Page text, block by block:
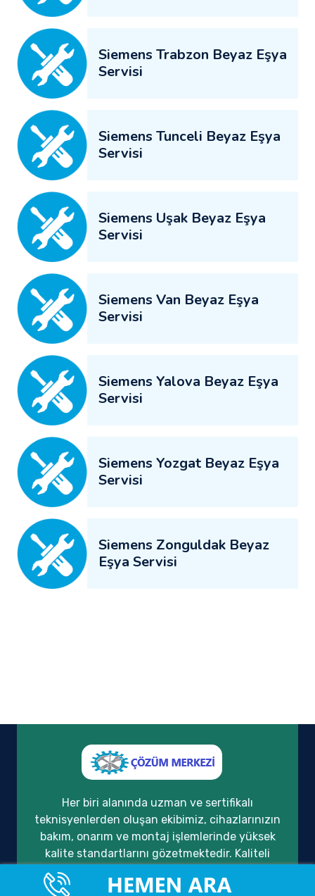
Siemens Trabzon Beyaz Eşya
Servisi
Siemens Tunceli Beyaz Eşya
Servisi
Siemens Uşak Beyaz Eşya
Servisi
Siemens Van Beyaz Eşya
Servisi
Siemens Yalova Beyaz Eşya
Servisi
Siemens Yozgat Beyaz Eşya
Servisi
Siemens Zonguldak Beyaz
Eşya Servisi
Her biri alanında uzman ve sertifikalı
teknisyenlerden oluşan ekibimiz, cihazlarınızın
bakım, onarım ve montaj işlemlerinde yüksek
kalite standartlarını gözetmektedir. Kaliteli
hizmet anlayışımızı, müşteri memnuniyeti ve
güven temeli üzerine inşa ederek, yıllardır